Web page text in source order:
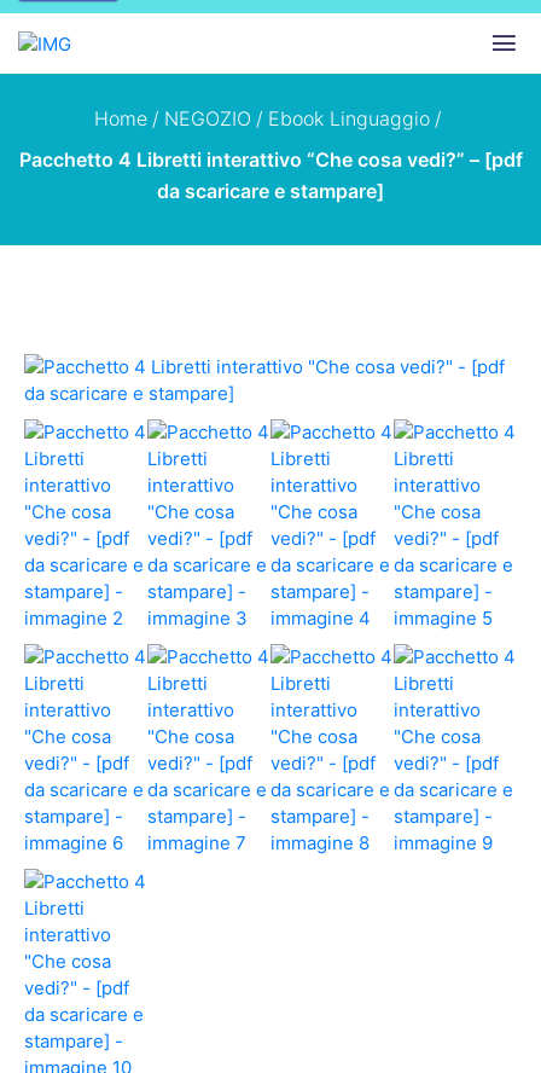
Home / NEGOZIO / Ebook Linguaggio /
Pacchetto 4 Libretti interattivo “Che cosa vedi?” – [pdf
da scaricare e stampare]